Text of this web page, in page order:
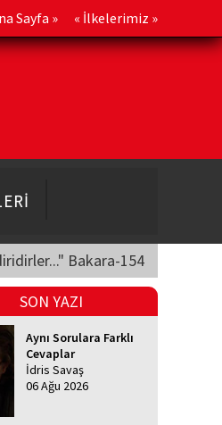
Sayfa » « İlkelerimiz »
Bakara-154
SON YAZI
Aynı Sorulara Farklı
Cevaplar
İdris Savaş
06 Ağu 2026